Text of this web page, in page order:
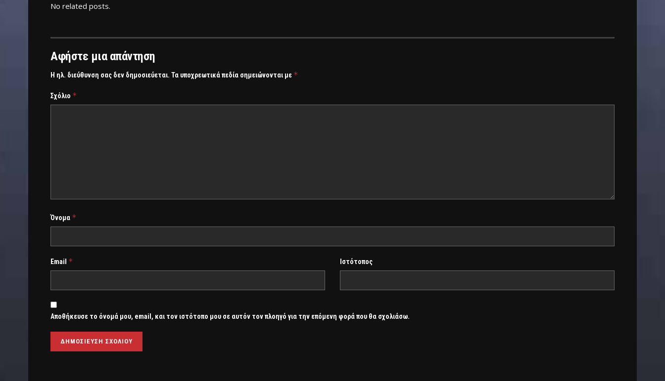
No related posts.
Αφήστε μια απάντηση
Η ηλ. διεύθυνση σας δεν δημοσιεύεται. Τα υποχρεωτικά πεδία σημειώνονται με *
Σχόλιο *
Όνομα *
Email * Ιστότοπος
Αποθήκευσε το όνομά μου, email, και τον ιστότοπο μου σε αυτόν τον πλοηγό για την επόμενη φορά που θα σχολιάσω.